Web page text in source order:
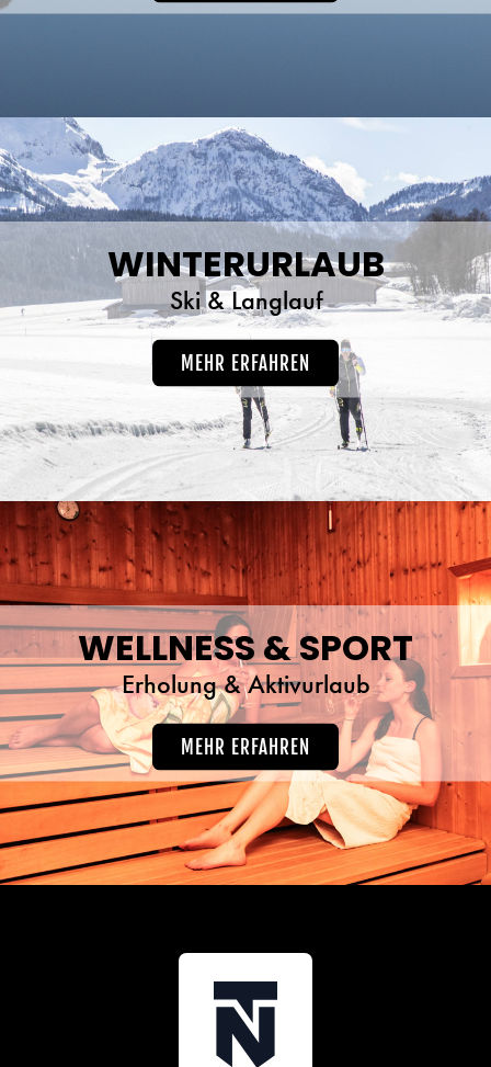
WINTERURLAUB
Ski & Langlauf
MEHR ERFAHREN
WELLNESS & SPORT
Erholung & Aktivurlaub
MEHR ERFAHREN